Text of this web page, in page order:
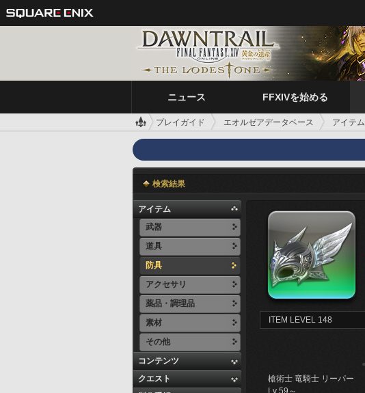
ニュース FFXIVを始める
プレイガイド エオルゼアデータベース アイテム
検索結果
アイテム
武器
道具
防具
アクセサリ
薬品・調理品
素材
その他
コンテンツ
クエスト
ITEM LEVEL 148
槍術士 竜騎士 リーパー
Lv 59～